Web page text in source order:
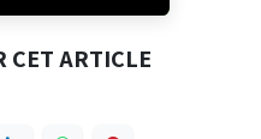
CET ARTICLE